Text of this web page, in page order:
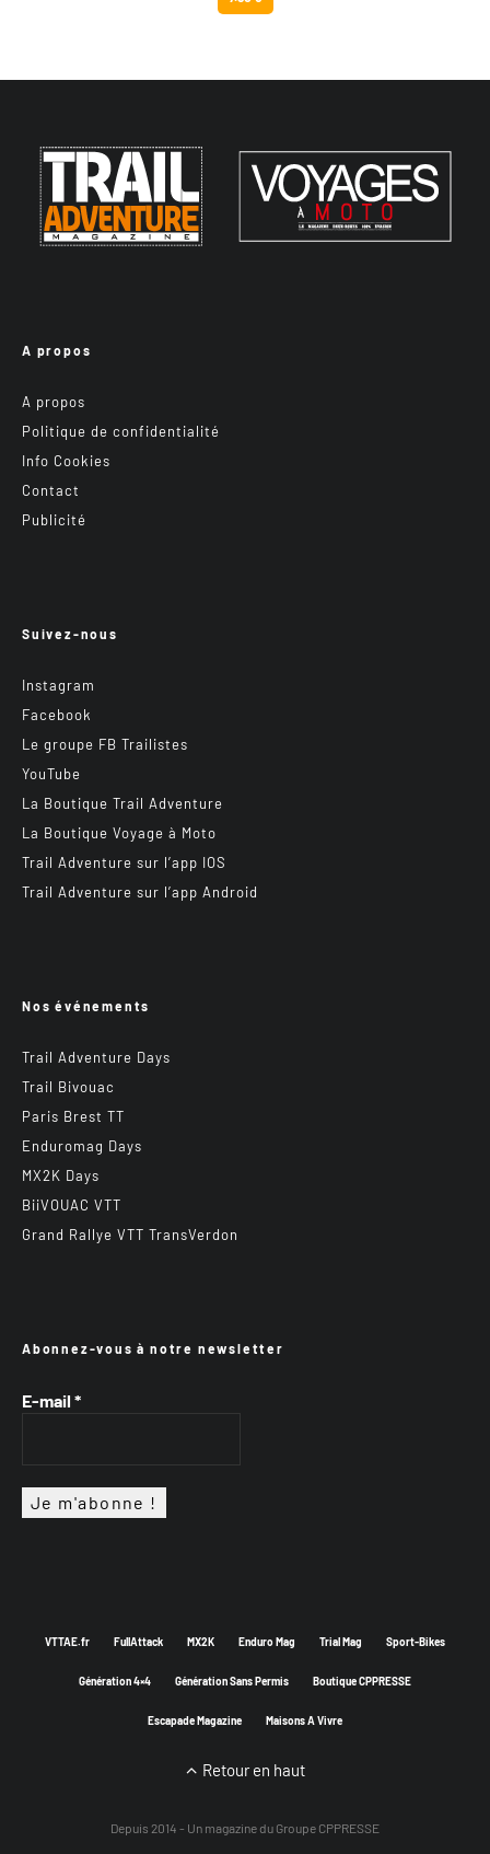
A propos
A propos
Politique de confidentialité
Info Cookies
Contact
Publicité
Suivez-nous
Instagram
Facebook
Le groupe FB Trailistes
YouTube
La Boutique Trail Adventure
La Boutique Voyage à Moto
Trail Adventure sur l’app IOS
Trail Adventure sur l’app Android
Nos événements
Trail Adventure Days
Trail Bivouac
Paris Brest TT
Enduromag Days
MX2K Days
BiiVOUAC VTT
Grand Rallye VTT TransVerdon
Abonnez-vous à notre newsletter
E-mail *
VTTAE.fr FullAttack MX2K Enduro Mag Trial Mag Sport-Bikes
Génération 4×4 Génération Sans Permis Boutique CPPRESSE
Escapade Magazine Maisons A Vivre
Retour en haut
Depuis 2014 - Un magazine du Groupe CPPRESSE